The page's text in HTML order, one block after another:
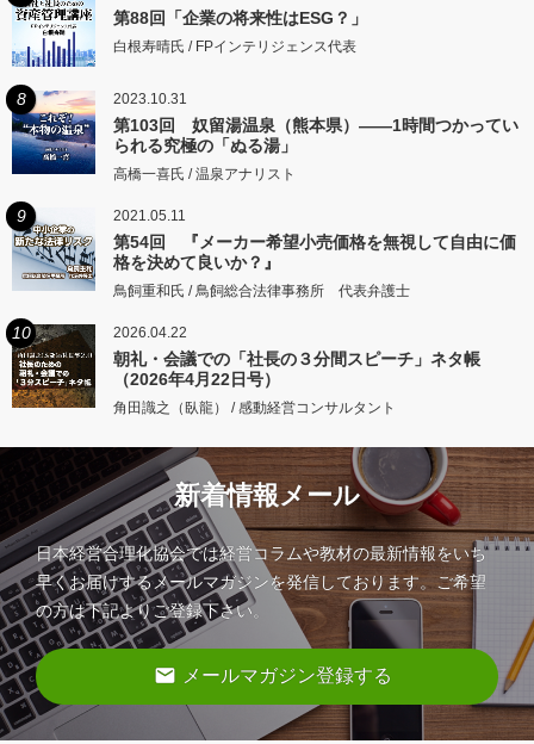
第88回「企業の将来性はESG？」
白根寿晴氏 / FPインテリジェンス代表
8 2023.10.31
第103回 奴留湯温泉（熊本県）――1時間つかってい
られる究極の「ぬる湯」
高橋一喜氏 / 温泉アナリスト
9 2021.05.11
第54回 『メーカー希望小売価格を無視して自由に価
格を決めて良いか？』
鳥飼重和氏 / 鳥飼総合法律事務所 代表弁護士
10 2026.04.22
朝礼・会議での「社長の３分間スピーチ」ネタ帳
（2026年4月22日号）
角田識之（臥龍） / 感動経営コンサルタント
新着情報メール
日本経営合理化協会では経営コラムや教材の最新情報をいち
早くお届けするメールマガジンを発信しております。ご希望
の方は下記よりご登録下さい。
email メールマガジン登録する